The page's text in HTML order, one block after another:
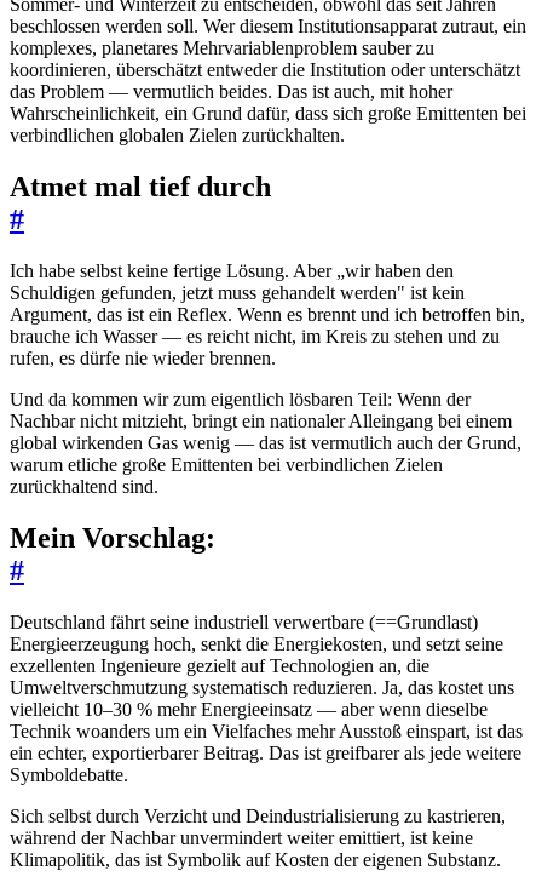
Sommer- und Winterzeit zu entscheiden, obwohl das seit Jahren
beschlossen werden soll. Wer diesem Institutionsapparat zutraut, ein
komplexes, planetares Mehrvariablenproblem sauber zu
koordinieren, überschätzt entweder die Institution oder unterschätzt
das Problem — vermutlich beides. Das ist auch, mit hoher
Wahrscheinlichkeit, ein Grund dafür, dass sich große Emittenten bei
verbindlichen globalen Zielen zurückhalten.
Atmet mal tief durch
#
Ich habe selbst keine fertige Lösung. Aber „wir haben den
Schuldigen gefunden, jetzt muss gehandelt werden" ist kein
Argument, das ist ein Reflex. Wenn es brennt und ich betroffen bin,
brauche ich Wasser — es reicht nicht, im Kreis zu stehen und zu
rufen, es dürfe nie wieder brennen.
Und da kommen wir zum eigentlich lösbaren Teil: Wenn der
Nachbar nicht mitzieht, bringt ein nationaler Alleingang bei einem
global wirkenden Gas wenig — das ist vermutlich auch der Grund,
warum etliche große Emittenten bei verbindlichen Zielen
zurückhaltend sind.
Mein Vorschlag:
#
Deutschland fährt seine industriell verwertbare (==Grundlast)
Energieerzeugung hoch, senkt die Energiekosten, und setzt seine
exzellenten Ingenieure gezielt auf Technologien an, die
Umweltverschmutzung systematisch reduzieren. Ja, das kostet uns
vielleicht 10–30 % mehr Energieeinsatz — aber wenn dieselbe
Technik woanders um ein Vielfaches mehr Ausstoß einspart, ist das
ein echter, exportierbarer Beitrag. Das ist greifbarer als jede weitere
Symboldebatte.
Sich selbst durch Verzicht und Deindustrialisierung zu kastrieren,
während der Nachbar unvermindert weiter emittiert, ist keine
Klimapolitik, das ist Symbolik auf Kosten der eigenen Substanz.